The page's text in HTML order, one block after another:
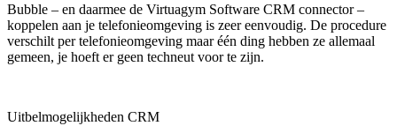
Bubble – en daarmee de Virtuagym Software CRM connector –
koppelen aan je telefonieomgeving is zeer eenvoudig. De procedure
verschilt per telefonieomgeving maar één ding hebben ze allemaal
gemeen, je hoeft er geen techneut voor te zijn.
Uitbelmogelijkheden CRM